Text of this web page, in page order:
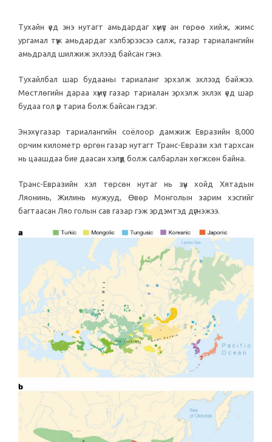
Тухайн үед энэ нутагт амьдардаг хүмүүс ан гөрөө хийж, жимс
ургамал түүж амьдардаг хэлбэрээсээ салж, газар тариалангийн
амьдралд шилжиж эхлээд байсан гэнэ.
Тухайлбал шар будааны тариаланг эрхэлж эхлээд байжээ.
Мөстлөгийн дараа хүмүүс газар тариалан эрхэлж эхлэх үед шар
будаа гол үр тариа болж байсан гэдэг.
Энэхүү газар тариалангийн соёлоор дамжиж Евразийн 8,000
орчим километр өргөн газар нутагт Транс-Еврази хэл тархсан
нь цаашдаа бие даасан хэлүүд болж салбарлан хөгжсөн байна.
Транс-Евразийн хэл төрсөн нутаг нь зүүн хойд Хятадын
Ляонинь, Жилинь мужууд, Өвөр Монголын зарим хэсгийг
багтаасан Ляо голын сав газар гэж эрдэмтэд дүгнэжээ.